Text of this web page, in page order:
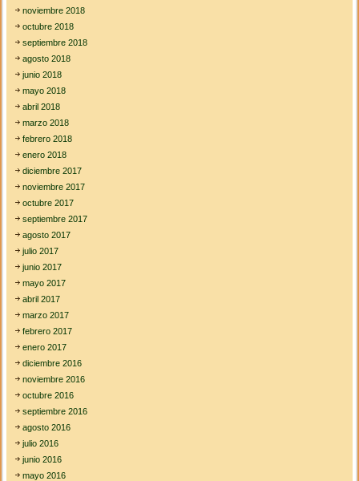
noviembre 2018
octubre 2018
septiembre 2018
agosto 2018
junio 2018
mayo 2018
abril 2018
marzo 2018
febrero 2018
enero 2018
diciembre 2017
noviembre 2017
octubre 2017
septiembre 2017
agosto 2017
julio 2017
junio 2017
mayo 2017
abril 2017
marzo 2017
febrero 2017
enero 2017
diciembre 2016
noviembre 2016
octubre 2016
septiembre 2016
agosto 2016
julio 2016
junio 2016
mayo 2016